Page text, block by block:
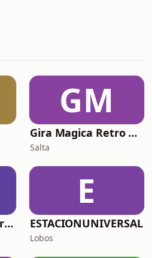
GM
Gira Magica Retro Beat
Salta
95.5 FM de la Mujer Salta
E
ESTACIONUNIVERSAL
Lobos